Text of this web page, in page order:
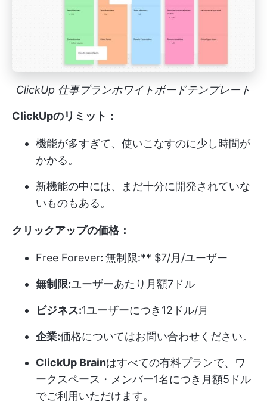
ClickUp 仕事プランホワイトボードテンプレート
ClickUpのリミット：
機能が多すぎて、使いこなすのに少し時間が
かかる。
新機能の中には、まだ十分に開発されていな
いものもある。
クリックアップの価格：
Free Forever: 無制限:** $7/月/ユーザー
無制限:ユーザーあたり月額7ドル
ビジネス:1ユーザーにつき12ドル/月
企業:価格についてはお問い合わせください。
ClickUp Brainはすべての有料プランで、ワ
ークスペース・メンバー1名につき月額5ドル
でご利用いただけます。